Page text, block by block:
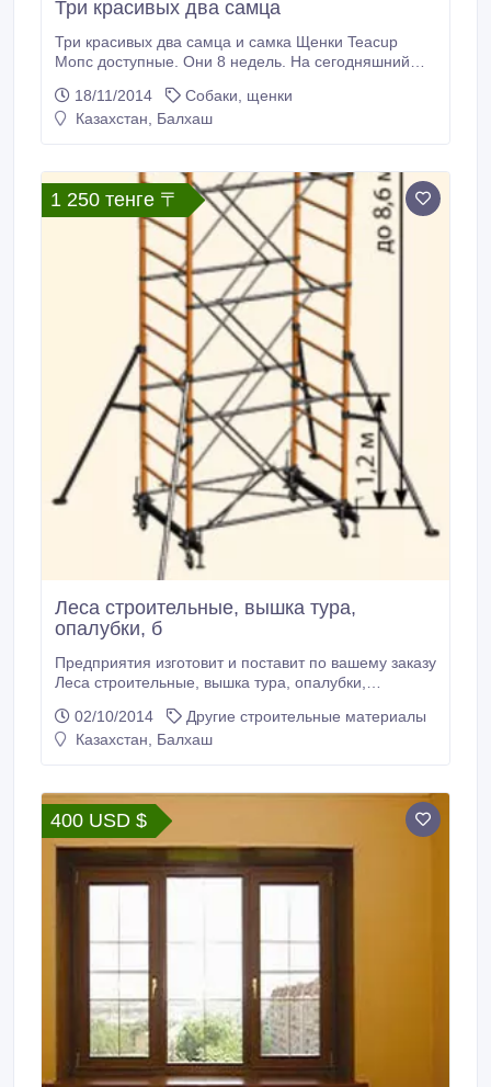
Три красивых два самца
Три красивых два самца и самка Щенки Teacup
Мопс доступные. Они 8 недель. На сегодняшний
приходят с их медицинских записей, и гарантией
здоровья тоже. Пожалуйста, свяжитесь с нами для
18/11/2014
Собаки, щенки
Казахстан, Балхаш
1 250 тенге 〒
Леса строительные, вышка тура,
опалубки, б
Предприятия изготовит и поставит по вашему заказу
Леса строительные, вышка тура, опалубки,
т7055000173, факс 7232 601232.
02/10/2014
Другие строительные материалы
Казахстан, Балхаш
400 USD $